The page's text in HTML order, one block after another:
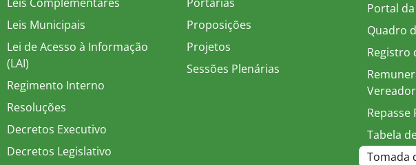
Leis Municipais
Lei de Acesso à Informação
(LAI)
Regimento Interno
Resoluções
Decretos Executivo
Decretos Legislativo
Proposições
Projetos
Sessões Plenárias
Portal
Quadro
Registro
Repasse
Tabela
Tomada